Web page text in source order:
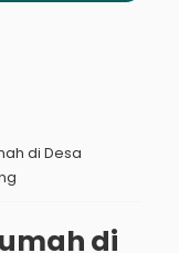
di Desa
di